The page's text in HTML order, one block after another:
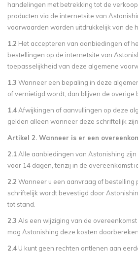
handelingen met betrekking tot de
producten via de internetsite van
voorwaarden worden uitdrukkelijk van de
1.2 Het accepteren van aanbiedingen of
bestellingen op de internetsite van
toepasselijkheid van deze algemene
1.3 Wanneer een bepaling in deze
of vernietigd wordt, dan blijven de overige
1.4 Afwijkingen of aanvullingen op deze
gelden alleen wanneer deze schriftelijk
Artikel 2. Wanneer is er een
2.1 Alle aanbiedingen van Astonishing
voor 14 dagen, tenzij in de overeenkomst
2.2 Wanneer u een aanvraag of bestelling
schriftelijk wordt bevestigd door
tot stand.
2.3 Als een wijziging van de
mag Astonishing deze kosten
2.4 U kunt geen rechten ontlenen aan